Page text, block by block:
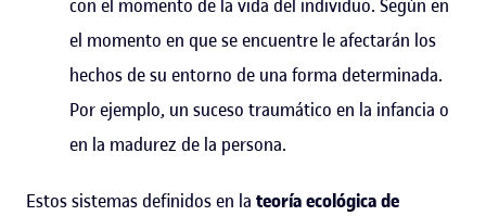
con el momento de la vida del individuo. Según en
el momento en que se encuentre le afectarán los
hechos de su entorno de una forma determinada.
Por ejemplo, un suceso traumático en la infancia o
en la madurez de la persona.
Estos sistemas definidos en la teoría ecológica de